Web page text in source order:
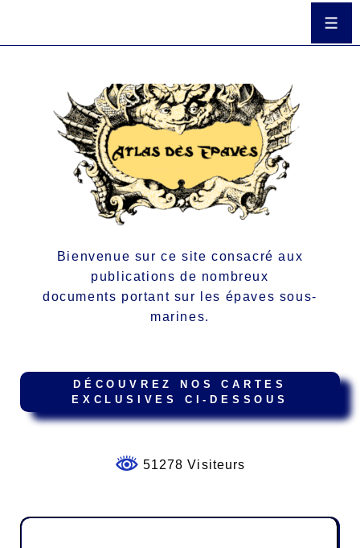
Bienvenue sur ce site consacré aux
publications de nombreux
documents portant sur les épaves sous-
marines.
DÉCOUVREZ NOS CARTES
EXCLUSIVES CI-DESSOUS
51278 Visiteurs